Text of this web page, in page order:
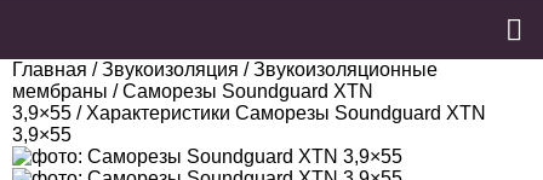
Главная /Звукоизоляция /Звукоизоляционные
мембраны /Саморезы Soundguard XTN
3,9×55 / Характеристики Саморезы Soundguard XTN
3,9×55